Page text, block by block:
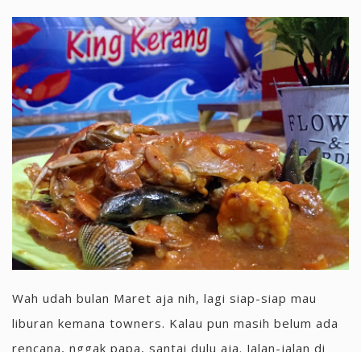
Wah udah bulan Maret aja nih, lagi siap-siap mau
liburan kemana towners. Kalau pun masih belum ada
rencana, nggak papa, santai dulu aja. Jalan-jalan di